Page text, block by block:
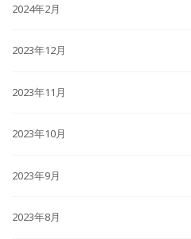
2024年2月
2023年12月
2023年11月
2023年10月
2023年9月
2023年8月